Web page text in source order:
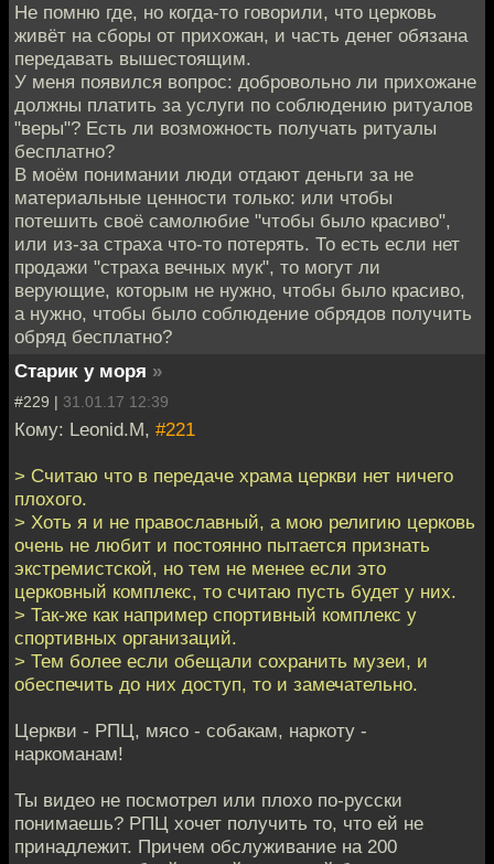
Не помню где, но когда-то говорили, что церковь
живёт на сборы от прихожан, и часть денег обязана
передавать вышестоящим.
У меня появился вопрос: добровольно ли прихожане
должны платить за услуги по соблюдению ритуалов
"веры"? Есть ли возможность получать ритуалы
бесплатно?
В моём понимании люди отдают деньги за не
материальные ценности только: или чтобы
потешить своё самолюбие "чтобы было красиво",
или из-за страха что-то потерять. То есть если нет
продажи "страха вечных мук", то могут ли
верующие, которым не нужно, чтобы было красиво,
а нужно, чтобы было соблюдение обрядов получить
обряд бесплатно?
Старик у моря »
#229 | 31.01.17 12:39
Кому: Leonid.M, #221
> Считаю что в передаче храма церкви нет ничего
плохого.
> Хоть я и не православный, а мою религию церковь
очень не любит и постоянно пытается признать
экстремистской, но тем не менее если это
церковный комплекс, то считаю пусть будет у них.
> Так-же как например спортивный комплекс у
спортивных организаций.
> Тем более если обещали сохранить музеи, и
обеспечить до них доступ, то и замечательно.
Церкви - РПЦ, мясо - собакам, наркоту -
наркоманам!
Ты видео не посмотрел или плохо по-русски
понимаешь? РПЦ хочет получить то, что ей не
принадлежит. Причем обслуживание на 200